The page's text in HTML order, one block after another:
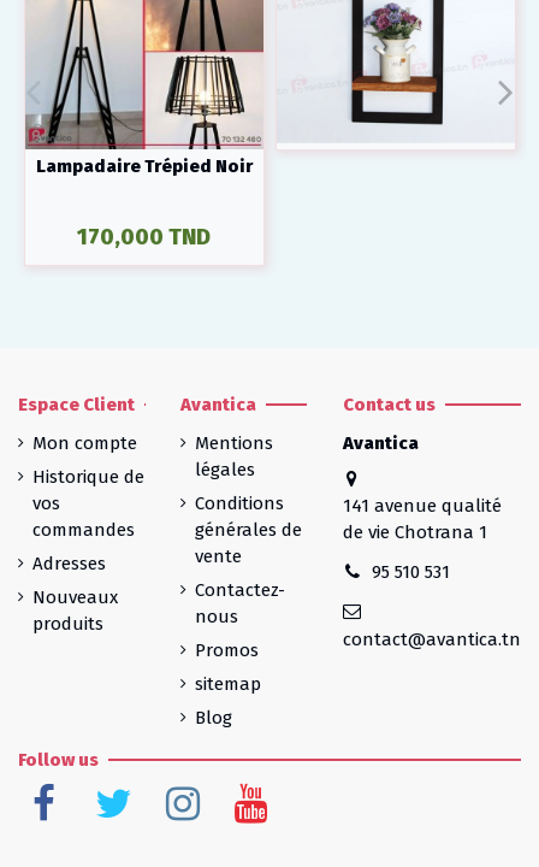
Lampadaire Trépied Noir
170,000 TND
Espace Client
Mon compte
Historique de
vos
commandes
Adresses
Nouveaux
produits
Avantica
Mentions
légales
Conditions
générales de
vente
Contactez-
nous
Promos
sitemap
Blog
Contact us
Avantica
141 avenue qualité
de vie Chotrana 1
95 510 531
contact@avantica.tn
Follow us